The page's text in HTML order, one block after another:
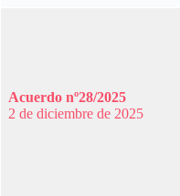
Acuerdo nº28/2025
2 de diciembre de 2025